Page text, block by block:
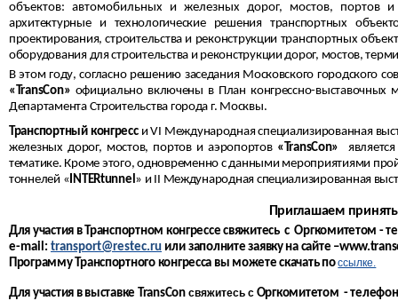
объектов: автомобильных и железных дорог, мостов, портов и
архитектурные и технологические решения транспортных
проектирования, строительства и реконструкции транспортных
оборудования для строительства и реконструкции дорог, мостов,
В этом году, согласно решению заседания Московского городского
« TransCon» официально включены в План конгрессно-
Департамента Строительства города г. Москвы.
Транспортный конгрессиVI Международная специализированная
железных дорог, мостов, портов и аэропортов «TransCon»
тематике. Кроме этого, одновременно с данными мероприятиями
тоннелей «INTERtunnel» и II Международная специализированная
Приглашаем
Для участия в Транспортном конгрессе свяжитесь с Оргкомитетом -
e-mail: transport@restec.ru или заполните заявку на сайте –www.
Программу Транспортного конгресса вы можете скачать поссылке.
Для участия в выставке TransConсвяжитесь с Оргкомитетом - телефон